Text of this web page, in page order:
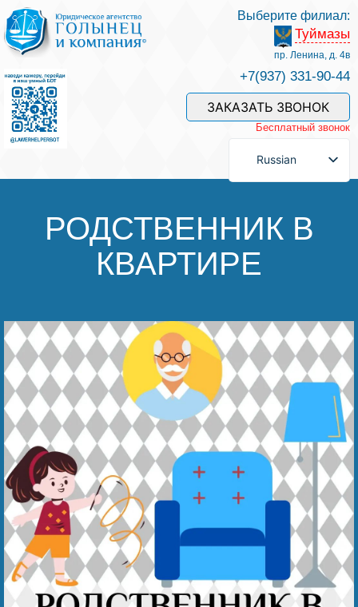
Услуги и наши специалисты
Оплата услуг
Задать вопрос
Наши победы
Видео о нас
Выберите филиал:
Туймазы
пр. Ленина, д. 4в
+7(937) 331-90-44
ЗАКАЗАТЬ ЗВОНОК
Бесплатный звонок
Russian
РОДСТВЕННИК В
КВАРТИРЕ